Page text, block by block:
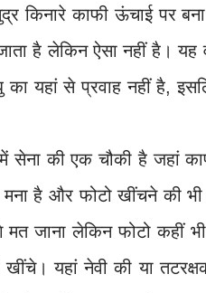
किनारे काफी ऊंचाई पर
है लेकिन ऐसा नहीं है। यह
का यहां से प्रवाह नहीं है,
में सेना की एक चौकी है जहां
है और फोटो खींचने की
जाना लेकिन फोटो कहीं
खींचे। यहां नेवी की या